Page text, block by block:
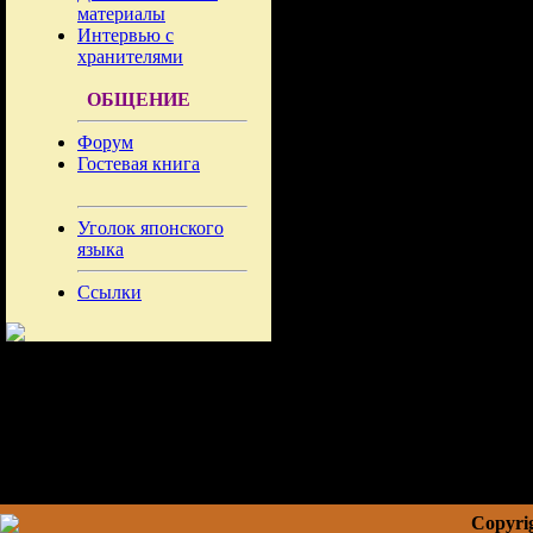
материалы
Интервью с
хранителями
ОБЩЕНИЕ
Форум
Гостевая книга
Уголок японского
языка
Ссылки